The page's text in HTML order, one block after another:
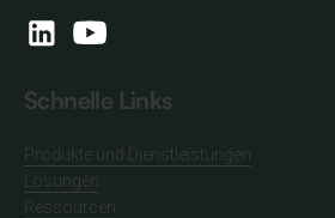
Schnelle Links
Produkte und Dienstleistungen
Lösungen
Ressourcen